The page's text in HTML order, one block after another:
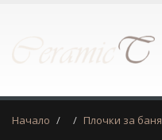
Начало Плочки за баня